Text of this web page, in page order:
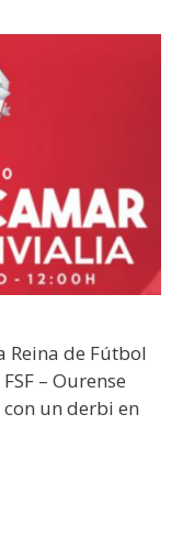
Reina de Fútbol
– Ourense
con un derbi en